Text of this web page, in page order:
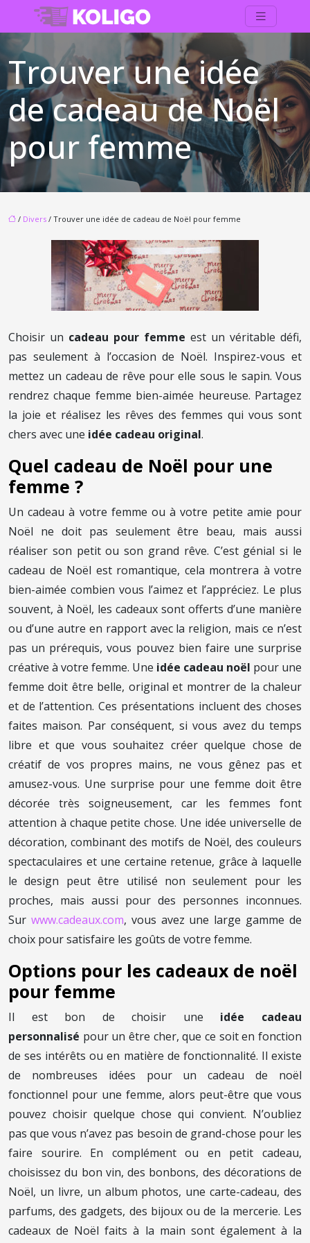
Trouver une idée
de cadeau de Noël
pour femme
/ Divers / Trouver une idée de cadeau de Noël pour femme
Choisir un cadeau pour femme est un véritable défi,
pas seulement à l’occasion de Noël. Inspirez-vous et
mettez un cadeau de rêve pour elle sous le sapin. Vous
rendrez chaque femme bien-aimée heureuse. Partagez
la joie et réalisez les rêves des femmes qui vous sont
chers avec une idée cadeau original.
Quel cadeau de Noël pour une
femme ?
Un cadeau à votre femme ou à votre petite amie pour
Noël ne doit pas seulement être beau, mais aussi
réaliser son petit ou son grand rêve. C’est génial si le
cadeau de Noël est romantique, cela montrera à votre
bien-aimée combien vous l’aimez et l’appréciez. Le plus
souvent, à Noël, les cadeaux sont offerts d’une manière
ou d’une autre en rapport avec la religion, mais ce n’est
pas un prérequis, vous pouvez bien faire une surprise
créative à votre femme. Une idée cadeau noël pour une
femme doit être belle, original et montrer de la chaleur
et de l’attention. Ces présentations incluent des choses
faites maison. Par conséquent, si vous avez du temps
libre et que vous souhaitez créer quelque chose de
créatif de vos propres mains, ne vous gênez pas et
amusez-vous. Une surprise pour une femme doit être
décorée très soigneusement, car les femmes font
attention à chaque petite chose. Une idée universelle de
décoration, combinant des motifs de Noël, des couleurs
spectaculaires et une certaine retenue, grâce à laquelle
le design peut être utilisé non seulement pour les
proches, mais aussi pour des personnes inconnues.
Sur www.cadeaux.com, vous avez une large gamme de
choix pour satisfaire les goûts de votre femme.
Options pour les cadeaux de noël
pour femme
Il est bon de choisir une idée cadeau
personnalisé pour un être cher, que ce soit en fonction
de ses intérêts ou en matière de fonctionnalité. Il existe
de nombreuses idées pour un cadeau de noël
fonctionnel pour une femme, alors peut-être que vous
pouvez choisir quelque chose qui convient. N’oubliez
pas que vous n’avez pas besoin de grand-chose pour les
faire sourire. En complément ou en petit cadeau,
choisissez du bon vin, des bonbons, des décorations de
Noël, un livre, un album photos, une carte-cadeau, des
parfums, des gadgets, des bijoux ou de la mercerie. Les
cadeaux de Noël faits à la main sont également à la